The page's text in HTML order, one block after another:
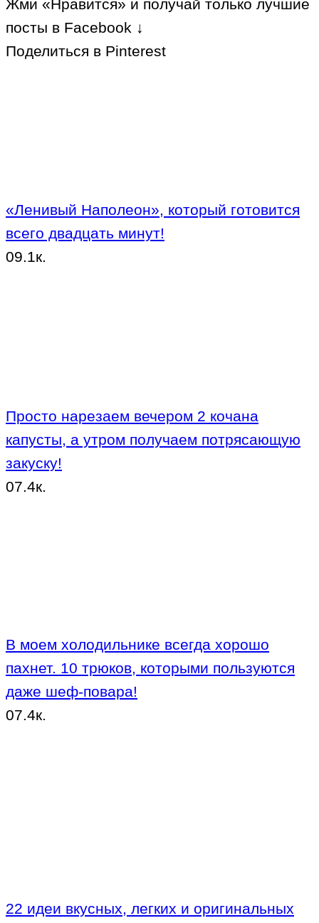
Жми «Нравится» и получай только лучшие
посты в Facebook ↓
Поделиться в Pinterest
«Ленивый Наполеон», который готовится
всего двадцать минут!
09.1к.
Просто нарезаем вечером 2 кочана
капусты, а утром получаем потрясающую
закуску!
07.4к.
В моем холодильнике всегда хорошо
пахнет. 10 трюков, которыми пользуются
даже шеф-повара!
07.4к.
22 идеи вкусных, легких и оригинальных